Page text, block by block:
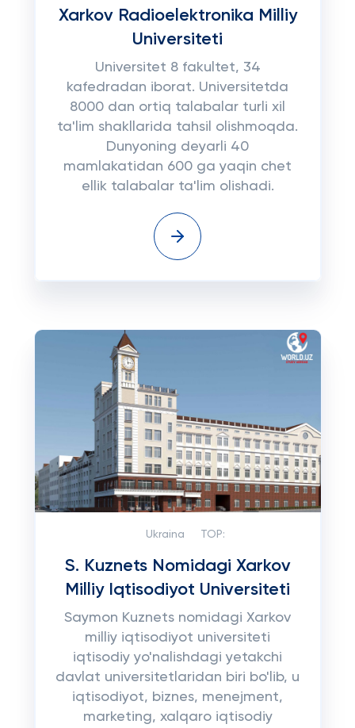
Xarkov Radioelektronika Milliy
Universiteti
Universitet 8 fakultet, 34
kafedradan iborat. Universitetda
8000 dan ortiq talabalar turli xil
ta'lim shakllarida tahsil olishmoqda.
Dunyoning deyarli 40
mamlakatidan 600 ga yaqin chet
ellik talabalar ta'lim olishadi.
Ukraina TOP:
S. Kuznets Nomidagi Xarkov
Milliy Iqtisodiyot Universiteti
Saymon Kuznets nomidagi Xarkov
milliy iqtisodiyot universiteti
iqtisodiy yo'nalishdagi yetakchi
davlat universitetlaridan biri bo'lib, u
iqtisodiyot, biznes, menejment,
marketing, xalqaro iqtisodiy